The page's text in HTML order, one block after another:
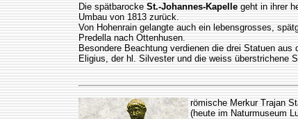
Die spätbarocke St.-Johannes-Kapelle geht in ihrer
Umbau von 1813 zurück.
Von Hohenrain gelangte auch ein lebensgrosses,
Predella nach Ottenhusen.
Besondere Beachtung verdienen die drei Statuen aus
Eligius, der hl. Silvester und die weiss überstrichene
römische Merkur Trajan
(heute im Naturmuseum